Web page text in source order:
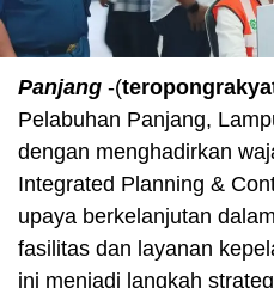
Panjang -(
Pelabuhan Panjang,
dengan menghadirkan
Integrated Planning &
upaya berkelanjutan
fasilitas dan layanan
ini menjadi langkah